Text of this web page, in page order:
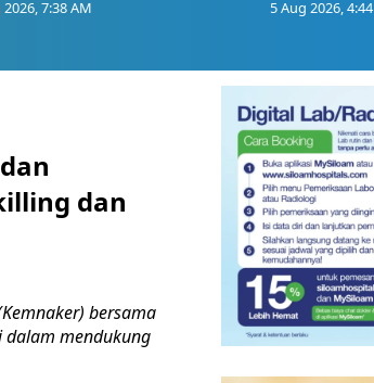
2026, 7:38 AM 5 Aug 2026,
dan
bersama
dalam mendukung